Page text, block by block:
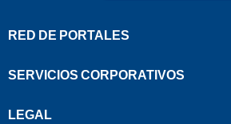
RED DE PORTALES
SERVICIOS CORPORATIVOS
LEGAL